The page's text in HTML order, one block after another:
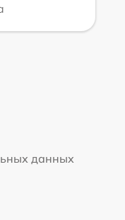
данных